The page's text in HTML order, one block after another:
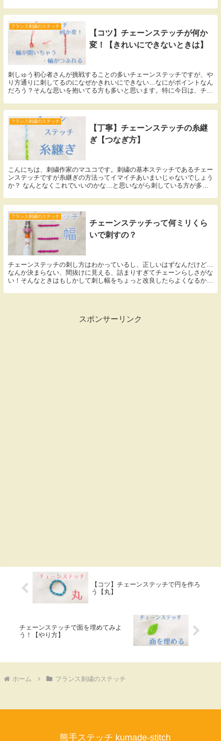
フランス刺繍のステッチ
【コツ】チェーンステッチが何か
変！【きれいにできないときは】
刺しゅう初心者さんが挑戦することの多いチェーンステッチですが、や
り方通りに刺してるのになぜかきれいにできない…なにがポイントなん
だろう？そんな思いを抱いてる方も多いと思います。特に今日は、チェ
フランス刺繍のステッチ
【丁寧】チェーンステッチの糸継
ぎ【つなぎ方】
こんにちは、刺繍作家のマユコです。刺繍の基本ステッチであるチェー
ンステッチですが糸継ぎの方法ってイマイチあいまいじゃないでしょう
か？ なんとなくこれでいいのかな…と思いながら刺している方が多い
きるようになりますよ♡いつものように写真で詳しく説明しながら、ポ
イントを押さえて進めていきますね！ <!-- /wp:paragraph -->
フランス刺繍のステッチ
チェーンステッチって何ミリくら
いで刺すの？
チェーンステッチの刺し方はわかっているし、正しいはずなんだけど…
なんか決まらない、間抜けに見える、詰まりすぎてチェーンらしさがな
い！そんなときはもしかして刺し幅をちょっと改良したらよくなるかも
スポンサーリンク
【コツ】チェーンステッチで円を作ろ
う【丸】
チェーンステッチで面を埋めてみよ
う！【やり方】
ホーム フランス刺繍のステッチ
熊手ステッチ kumade-stitch